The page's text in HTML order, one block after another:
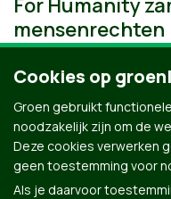
For Humanity
mensenrechten
Cookies op
Groen gebruikt
noodzakelijk zijn om de
Deze cookies verwerken
geen toestemming voor
Als je daarvoor